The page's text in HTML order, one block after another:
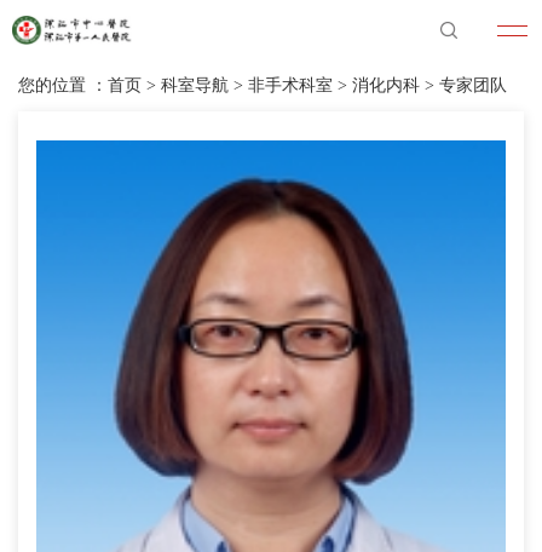
您的位置 ： 首页 > 科室导航 > 非手术科室 > 消化内科 > 专家团队